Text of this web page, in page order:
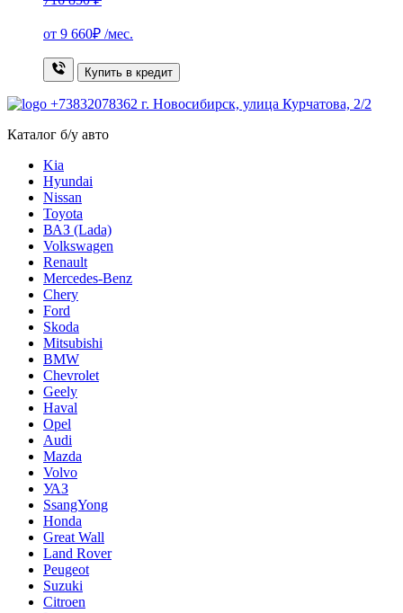
от 9 660₽ /мес.
Купить в кредит
+73832078362 г. Новосибирск, улица Курчатова, 2/2
Каталог б/у авто
Kia
Hyundai
Nissan
Toyota
ВАЗ (Lada)
Volkswagen
Renault
Mercedes-Benz
Chery
Ford
Skoda
Mitsubishi
BMW
Chevrolet
Geely
Haval
Opel
Audi
Mazda
Volvo
УАЗ
SsangYong
Honda
Great Wall
Land Rover
Peugeot
Suzuki
Citroen